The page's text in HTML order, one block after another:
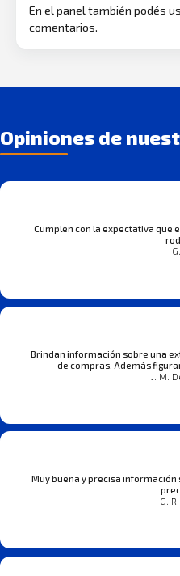
En el panel también podés
comentarios.
Opiniones de
Cumplen con la expectativa que
Brindan información sobre una
de compras. Además
J. M.
Muy buena y precisa
G.